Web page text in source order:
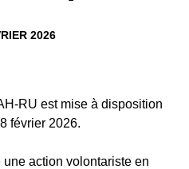
2026
RU est mise à disposition
février 2026.
action volontariste en